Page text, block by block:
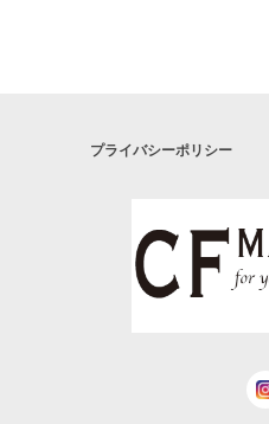
プライバシーポリシー